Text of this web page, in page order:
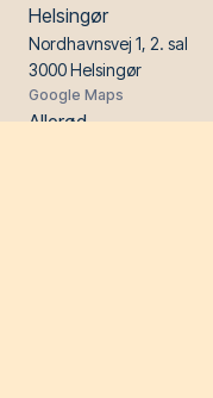
Helsingør
Nordhavnsvej 1, 2. sal
3000 Helsingør
Google Maps
Allerød